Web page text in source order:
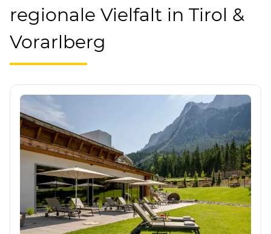
regionale Vielfalt in Tirol &
Vorarlberg